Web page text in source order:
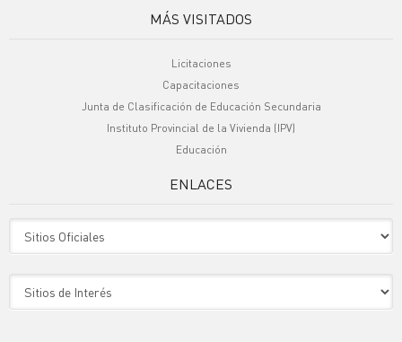
MÁS VISITADOS
Licitaciones
Capacitaciones
Junta de Clasificación de Educación Secundaria
Instituto Provincial de la Vivienda (IPV)
Educación
ENLACES